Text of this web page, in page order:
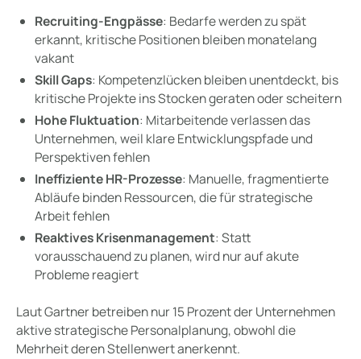
Recruiting-Engpässe: Bedarfe werden zu spät
erkannt, kritische Positionen bleiben monatelang
vakant
Skill Gaps: Kompetenzlücken bleiben unentdeckt, bis
kritische Projekte ins Stocken geraten oder scheitern
Hohe Fluktuation: Mitarbeitende verlassen das
Unternehmen, weil klare Entwicklungspfade und
Perspektiven fehlen
Ineffiziente HR-Prozesse: Manuelle, fragmentierte
Abläufe binden Ressourcen, die für strategische
Arbeit fehlen
Reaktives Krisenmanagement: Statt
vorausschauend zu planen, wird nur auf akute
Probleme reagiert
Laut Gartner betreiben nur 15 Prozent der Unternehmen
aktive strategische Personalplanung, obwohl die
Mehrheit deren Stellenwert anerkennt.